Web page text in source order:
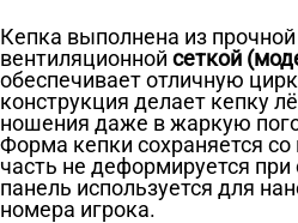
Кепка выполнена из прочной
вентиляционной сеткой
обеспечивает отличную
конструкция делает кепку
ношения даже в жаркую
Форма кепки сохраняется
часть не деформируется
панель используется для
номера игрока.